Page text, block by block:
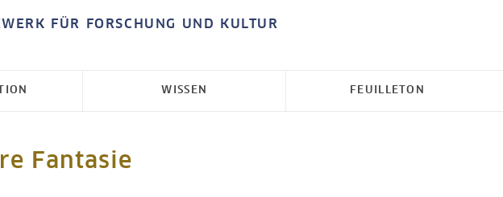
FÜR FORSCHUNG UND KULTUR
WISSEN FEUILLETON
Fantasie